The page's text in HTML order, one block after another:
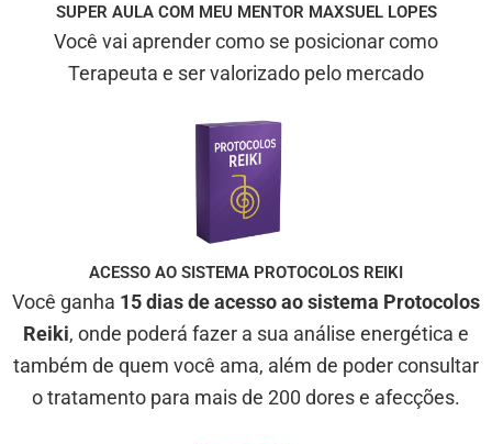
SUPER AULA COM MEU MENTOR MAXSUEL LOPES
Você vai aprender como se posicionar como
Terapeuta e ser valorizado pelo mercado
ACESSO AO SISTEMA PROTOCOLOS REIKI
Você ganha 15 dias de acesso ao sistema Protocolos
Reiki, onde poderá fazer a sua análise energética e
também de quem você ama, além de poder consultar
o tratamento para mais de 200 dores e afecções.